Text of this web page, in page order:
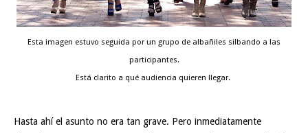
Esta imagen estuvo seguida por un grupo de albañiles silbando a las
participantes.
Está clarito a qué audiencia quieren llegar.
Hasta ahí el asunto no era tan grave. Pero inmediatamente